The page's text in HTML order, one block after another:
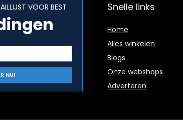
VOOR BEST Snelle links
Home
Alles winkelen
Blogs
Onze webshops
Adverteren